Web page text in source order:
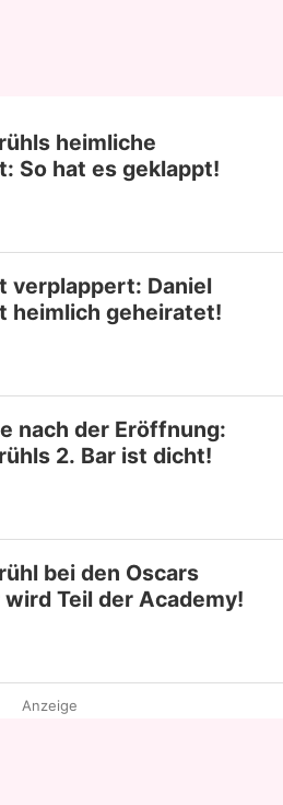
heimliche
So hat es geklappt!
verplappert: Daniel
heimlich geheiratet!
nach der Eröffnung:
2. Bar ist dicht!
bei den Oscars
wird Teil der Academy!
Anzeige